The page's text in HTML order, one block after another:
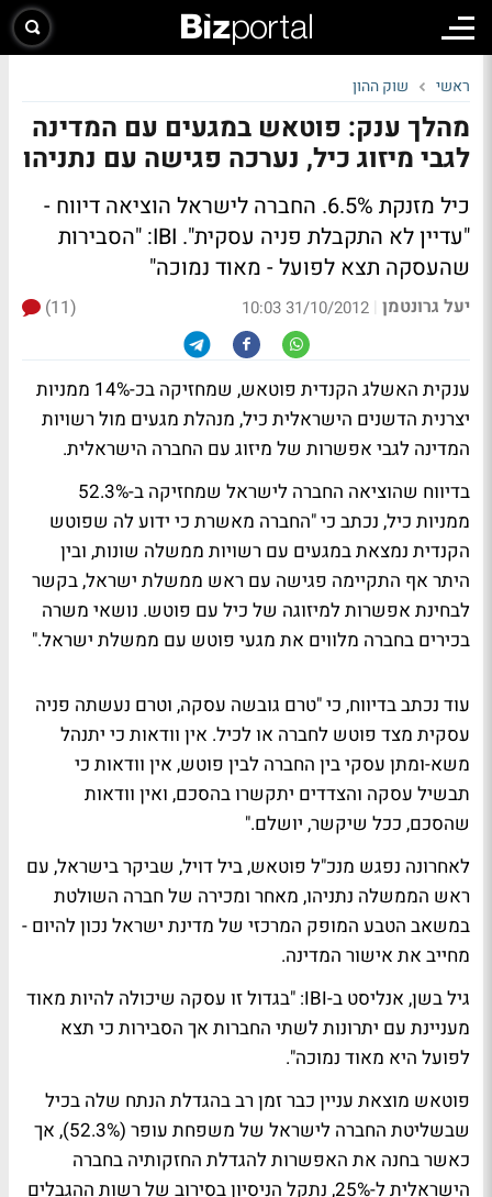
ראשי שוק ההון
מהלך ענק: פוטאש במגעים עם המדינה
לגבי מיזוג כיל, נערכה פגישה עם נתניהו
כיל מזנקת 6.5%
. החברה לישראל הוציאה דיווח -
"עדיין לא התקבלת פניה עסקית".
IBI: "הסבירות
שהעסקה תצא לפועל - מאוד נמוכה"
יעל גרונטמן |
31/10/2012 10:03
(11)
ענקית האשלג הקנדית פוטאש, שמחזיקה בכ-14% ממניות
יצרנית הדשנים הישראלית כיל, מנהלת מגעים מול רשויות
המדינה לגבי אפשרות של מיזוג עם החברה הישראלית.
בדיווח שהוציאה החברה לישראל שמחזיקה ב-52.3%
ממניות כיל, נכתב כי "החברה מאשרת כי ידוע לה שפוטש
הקנדית נמצאת במגעים עם רשויות ממשלה שונות, ובין
היתר אף התקיימה פגישה עם ראש ממשלת ישראל, בקשר
לבחינת אפשרות למיזוגה של כיל עם פוטש. נושאי משרה
בכירים בחברה מלווים את מגעי פוטש עם ממשלת ישראל."
עוד נכתב בדיווח, כי "טרם גובשה עסקה, וטרם נעשתה פניה
עסקית מצד פוטש לחברה או לכיל. אין וודאות כי יתנהל
משא-ומתן עסקי בין החברה לבין פוטש, אין וודאות כי
תבשיל עסקה והצדדים יתקשרו בהסכם, ואין וודאות
שהסכם, ככל שיקשר, יושלם."
לאחרונה נפגש מנכ"ל פוטאש, ביל דויל, שביקר בישראל, עם
ראש הממשלה נתניהו, מאחר ומכירה של חברה השולטת
במשאב הטבע המופק המרכזי של מדינת ישראל נכון להיום -
מחייב את אישור המדינה.
גיל בשן, אנליסט ב-IBI:
"בגדול זו עסקה שיכולה להיות מאוד
מעניינת עם יתרונות לשתי החברות אך הסבירות כי תצא
לפועל היא מאוד נמוכה".
פוטאש מוצאת עניין כבר זמן רב בהגדלת הנתח שלה בכיל
שבשליטת החברה לישראל של משפחת עופר (52.3%), אך
כאשר בחנה את האפשרות להגדלת החזקותיה בחברה
הישראלית ל-25%, נתקל הניסיון בסירוב של רשות ההגבלים